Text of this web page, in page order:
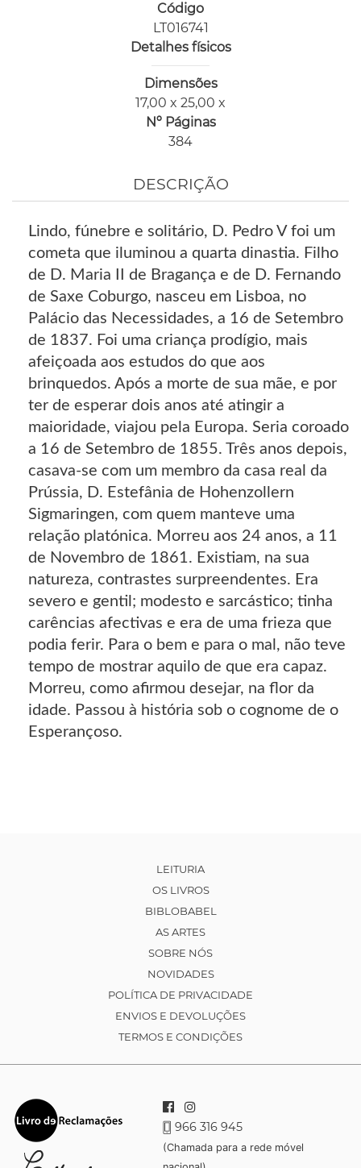
Código
LT016741
Detalhes físicos
Dimensões
17,00 x 25,00 x
Nº Páginas
384
DESCRIÇÃO
Lindo, fúnebre e solitário, D. Pedro V foi um
cometa que iluminou a quarta dinastia. Filho
de D. Maria II de Bragança e de D. Fernando
de Saxe Coburgo, nasceu em Lisboa, no
Palácio das Necessidades, a 16 de Setembro
de 1837. Foi uma criança prodígio, mais
afeiçoada aos estudos do que aos
brinquedos. Após a morte de sua mãe, e por
ter de esperar dois anos até atingir a
maioridade, viajou pela Europa. Seria coroado
a 16 de Setembro de 1855. Três anos depois,
casava-se com um membro da casa real da
Prússia, D. Estefânia de Hohenzollern
Sigmaringen, com quem manteve uma
relação platónica. Morreu aos 24 anos, a 11
de Novembro de 1861. Existiam, na sua
natureza, contrastes surpreendentes. Era
severo e gentil; modesto e sarcástico; tinha
carências afectivas e era de uma frieza que
podia ferir. Para o bem e para o mal, não teve
tempo de mostrar aquilo de que era capaz.
Morreu, como afirmou desejar, na flor da
idade. Passou à história sob o cognome de o
Esperançoso.
LEITURIA
OS LIVROS
BIBLOBABEL
AS ARTES
SOBRE NÓS
NOVIDADES
POLÍTICA DE PRIVACIDADE
ENVIOS E DEVOLUÇÕES
TERMOS E CONDIÇÕES
966 316 945
(Chamada para a rede móvel